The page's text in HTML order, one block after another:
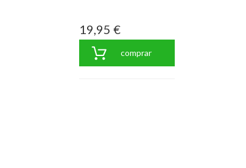
19,95 €
comprar